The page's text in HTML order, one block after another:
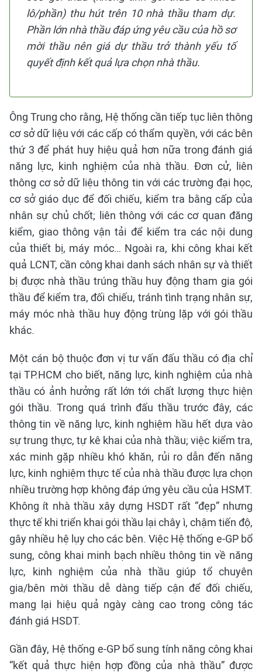
lô/phần) thu hút trên 10 nhà thầu tham dự.
Phần lớn nhà thầu đáp ứng yêu cầu của hồ sơ
mời thầu nên giá dự thầu trở thành yếu tố
quyết định kết quả lựa chọn nhà thầu.
Ông Trung cho rằng, Hệ thống cần tiếp tục liên thông
cơ sở dữ liệu với các cấp có thẩm quyền, với các bên
thứ 3 để phát huy hiệu quả hơn nữa trong đánh giá
năng lực, kinh nghiệm của nhà thầu. Đơn cử, liên
thông cơ sở dữ liệu thông tin với các trường đại học,
cơ sở giáo dục để đối chiếu, kiểm tra bằng cấp của
nhân sự chủ chốt; liên thông với các cơ quan đăng
kiểm, giao thông vận tải để kiểm tra các nội dung
của thiết bị, máy móc… Ngoài ra, khi công khai kết
quả LCNT, cần công khai danh sách nhân sự và thiết
bị được nhà thầu trúng thầu huy động tham gia gói
thầu để kiểm tra, đối chiếu, tránh tình trạng nhân sự,
máy móc nhà thầu huy động trùng lặp với gói thầu
khác.
Một cán bộ thuộc đơn vị tư vấn đấu thầu có địa chỉ
tại TP.HCM cho biết, năng lực, kinh nghiệm của nhà
thầu có ảnh hưởng rất lớn tới chất lượng thực hiện
gói thầu. Trong quá trình đấu thầu trước đây, các
thông tin về năng lực, kinh nghiệm hầu hết dựa vào
sự trung thực, tự kê khai của nhà thầu; việc kiểm tra,
xác minh gặp nhiều khó khăn, rủi ro dẫn đến năng
lực, kinh nghiệm thực tế của nhà thầu được lựa chọn
nhiều trường hợp không đáp ứng yêu cầu của HSMT.
Không ít nhà thầu xây dựng HSDT rất “đẹp” nhưng
thực tế khi triển khai gói thầu lại chây ì, chậm tiến độ,
gây nhiều hệ lụy cho các bên. Việc Hệ thống e-GP bổ
sung, công khai minh bạch nhiều thông tin về năng
lực, kinh nghiệm của nhà thầu giúp tổ chuyên
gia/bên mời thầu dễ dàng tiếp cận để đối chiếu,
mang lại hiệu quả ngày càng cao trong công tác
đánh giá HSDT.
Gần đây, Hệ thống e-GP bổ sung tính năng công khai
“kết quả thực hiện hợp đồng của nhà thầu” được